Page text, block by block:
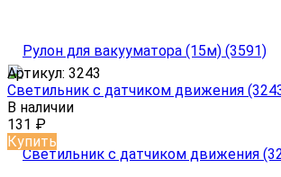
Артикул: 3243
Светильник с датчиком движения
В наличии
131 ₽
Купить